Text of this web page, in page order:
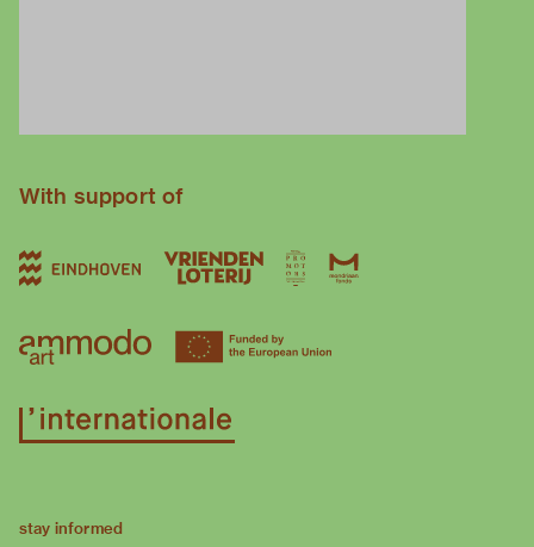
With support of
stay informed